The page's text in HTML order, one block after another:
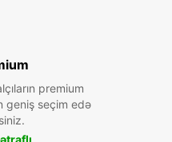
premium
geniş seçim edə